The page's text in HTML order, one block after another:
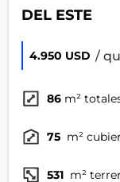
DEL ESTE
4.950 USD /
86 m²
75 m²
531 m²